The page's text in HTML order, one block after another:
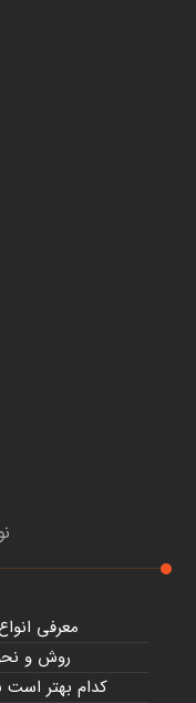
معرفی
روش و
کدام بهتر است